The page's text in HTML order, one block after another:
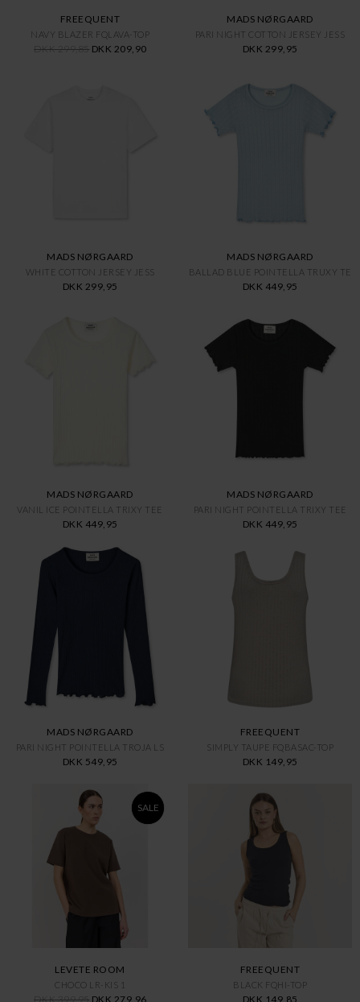
FREEQUENT
NAVY BLAZER FQLAVA-TOP
DKK 299,85 DKK 209,90
MADS NØRGAARD
PARI NIGHT COTTON JERSEY JESS
DKK 299,95
MADS NØRGAARD
WHITE COTTON JERSEY JESS
DKK 299,95
MADS NØRGAARD
BALLAD BLUE POINTELLA TRUXY TE
DKK 449,95
MADS NØRGAARD
VANIL ICE POINTELLA TRIXY TEE
DKK 449,95
MADS NØRGAARD
PARI NIGHT POINTELLA TRIXY TEE
DKK 449,95
MADS NØRGAARD
PARI NIGHT POINTELLA TROJA LS
DKK 549,95
FREEQUENT
SIMPLY TAUPE FQBASAC-TOP
DKK 149,95
SALE
LEVETE ROOM
CHOCO LR-KIS 1
DKK 399,95 DKK 279,96
FREEQUENT
BLACK FQHI-TOP
DKK 149,85